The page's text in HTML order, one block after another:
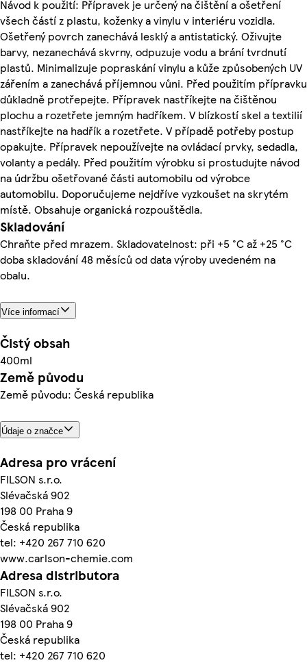
Návod k použití: Přípravek je určený na čištění a ošetření
všech částí z plastu, koženky a vinylu v interiéru vozidla.
Ošetřený povrch zanechává lesklý a antistatický. Oživujte
barvy, nezanechává skvrny, odpuzuje vodu a brání tvrdnutí
plastů. Minimalizuje popraskání vinylu a kůže způsobených UV
zářením a zanechává příjemnou vůni. Před použitím přípravku
důkladně protřepejte. Přípravek nastříkejte na čištěnou
plochu a rozetřete jemným hadříkem. V blízkostí skel a textilií
nastříkejte na hadřík a rozetřete. V případě potřeby postup
opakujte. Přípravek nepoužívejte na ovládací prvky, sedadla,
volanty a pedály. Před použitím výrobku si prostudujte návod
na údržbu ošetřované části automobilu od výrobce
automobilu. Doporučujeme nejdříve vyzkoušet na skrytém
místě. Obsahuje organická rozpouštědla.
Skladování
Chraňte před mrazem. Skladovatelnost: při +5 °C až +25 °C
doba skladování 48 měsíců od data výroby uvedeném na
obalu.
Více informací
Čistý obsah
400ml
Země původu
Země původu: Česká republika
Údaje o značce
Adresa pro vrácení
FILSON s.r.o.
Slévačská 902
198 00 Praha 9
Česká republika
tel: +420 267 710 620
www.carlson-chemie.com
Adresa distributora
FILSON s.r.o.
Slévačská 902
198 00 Praha 9
Česká republika
tel: +420 267 710 620